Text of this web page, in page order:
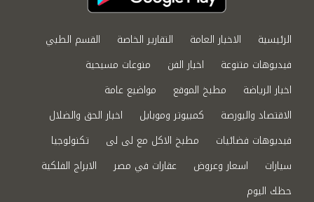
الرئيسية الاخبار العامة التقارير الخاصة
القسم الطبي
فيديوهات متنوعة
اخبار الفن
منوعات مسيحية
اخبار الرياضة
مطبخ الموقع
مواضيع عامة
الاقتصاد والبورصة
كمبيوتر وموبايل
اخبار الحق والضلال
فيديوهات فضائيات
مطبخ الاكل مع لى لى
تكنولوجيا
سيارات
اسعار وعروض عقارات في مصر
الابراج الفلكية
حظك اليوم